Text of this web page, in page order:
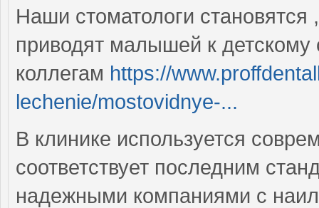
Наши стоматологи
приводят малышей к детскому
коллегам https://
lechenie/mostovidnye-...
В клинике используется
соответствует последним
надежными компаниями с